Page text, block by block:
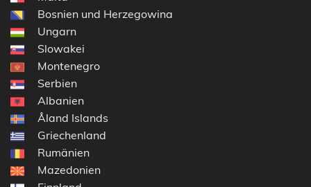
Bosnien und Herzegowina
Ungarn
Slowakei
Montenegro
Serbien
Albanien
Åland Islands
Griechenland
Rumänien
Mazedonien